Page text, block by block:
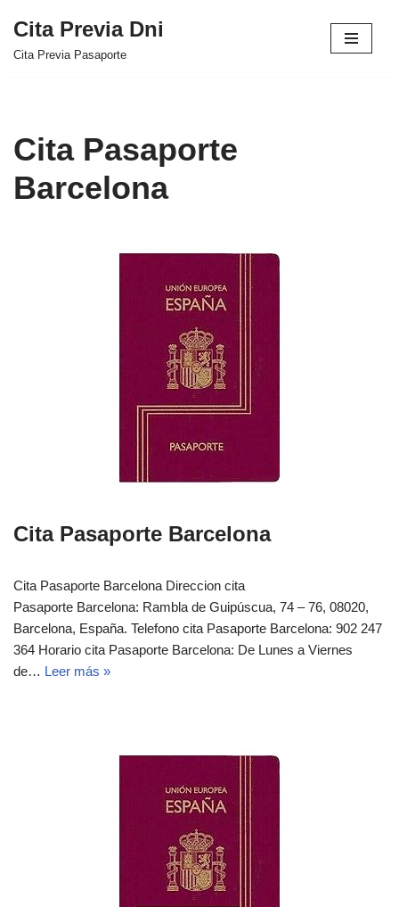
Saltar
Cita Previa Dni
Cita Previa Pasaporte
Cita Pasaporte
Barcelona
Cita Pasaporte Barcelona
Cita Pasaporte Barcelona Direccion cita
Pasaporte Barcelona: Rambla de Guipúscua, 74 – 76, 08020,
Barcelona, España. Telefono cita Pasaporte Barcelona: 902 247
364 Horario cita Pasaporte Barcelona: De Lunes a Viernes
de… Leer más »